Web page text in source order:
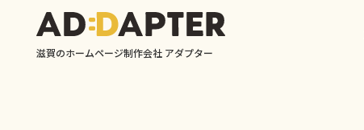
滋賀のホームページ制作会社 アダプター